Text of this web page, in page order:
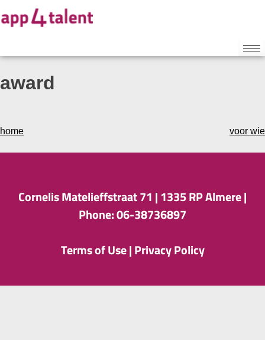
award
home voor wie
Cornelis Matelieffstraat 71 |1335 RP Almere |
Phone: 06-38736897
Terms of Use|Privacy Policy